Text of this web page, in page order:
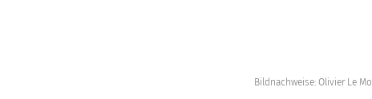
Bildnachweise: Olivier Le